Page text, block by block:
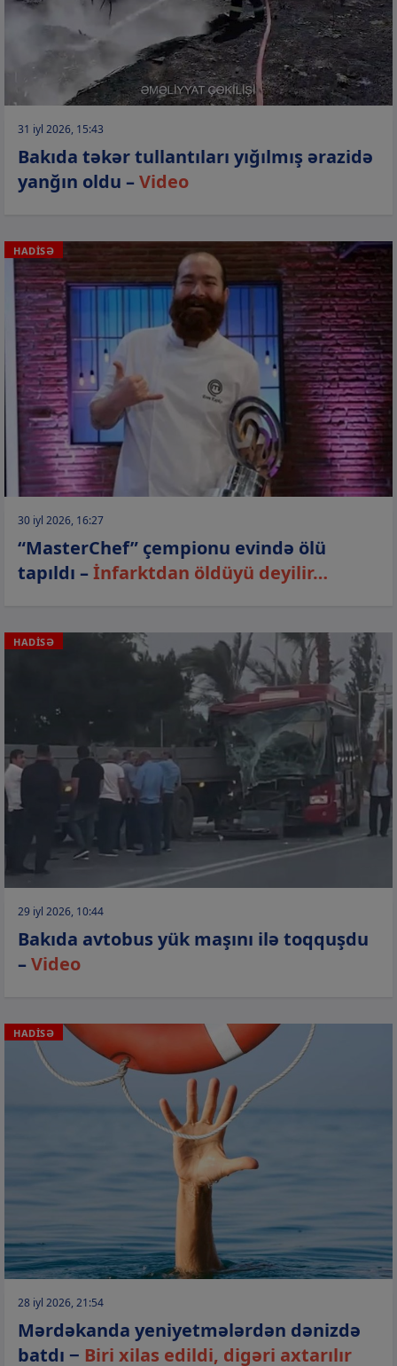
31 iyl 2026, 15:43
Bakıda təkər tullantıları yığılmış ərazidə
yanğın oldu –Video
HADİSƏ
30 iyl 2026, 16:27
“MasterChef” çempionu evində ölü
tapıldı –İnfarktdan öldüyü deyilir…
HADİSƏ
29 iyl 2026, 10:44
Bakıda avtobus yük maşını ilə toqquşdu
–Video
HADİSƏ
28 iyl 2026, 21:54
Mərdəkanda yeniyetmələrdən dənizdə
batdı − Biri xilas edildi, digəri axtarılır